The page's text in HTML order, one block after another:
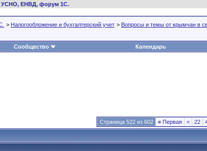
УСНО, ЕНВД, форум 1С.
> Налогообложение и бухгалтерский учет > Вопросы и темы от крымчан в
Сообщество Календарь
Страница 522 из 602 « Первая < 22